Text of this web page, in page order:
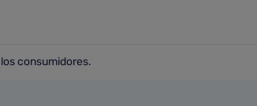
los consumidores.
consumidores.